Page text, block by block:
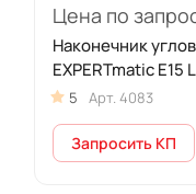
Цена по
Наконечник
EXPERTmatic E15 L
5 Арт. 4083
Запросить КП